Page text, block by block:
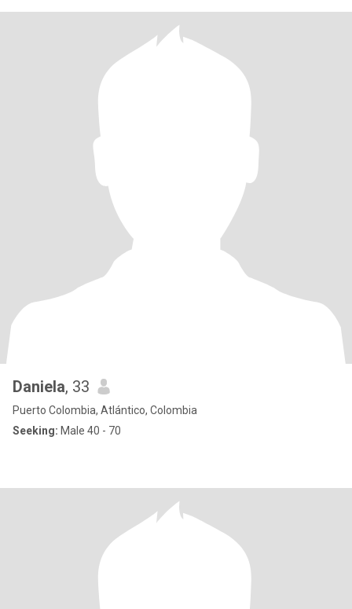
Daniela, 33
Puerto Colombia, Atlántico, Colombia
Seeking: Male 40 - 70